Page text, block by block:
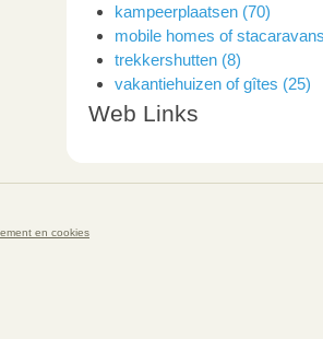
kampeerplaatsen (70)
mobile homes of
trekkershutten (8)
vakantiehuizen of gîtes (25)
Web Links
en cookies